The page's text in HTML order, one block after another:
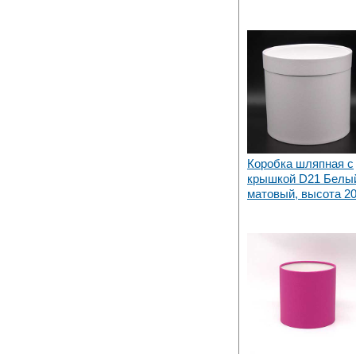
Коробка шляпная с
крышкой D21
матовый, высота